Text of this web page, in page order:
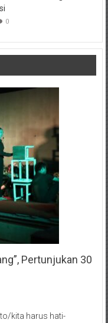
0
Pertunjukan 30
kita harus hati-